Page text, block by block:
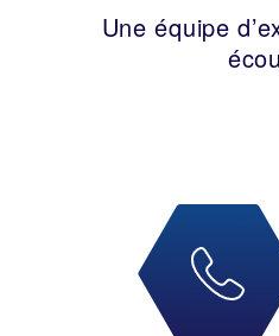
Une équipe